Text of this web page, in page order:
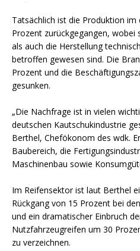
Tatsächlich ist die Produktion
Prozent zurückgegangen,
als auch die Herstellung
betroffen gewesen sind. Die
Prozent und die
gesunken.
„Die Nachfrage ist in vielen
deutschen Kautschukindustrie
Berthel, Chefökonom des wdk.
Baubereich, die
Maschinenbau sowie
Im Reifensektor ist laut Berthel
Rückgang von 15 Prozent bei
und ein dramatischer Einbruch
Nutzfahrzeugreifen um 30
zu verzeichnen.